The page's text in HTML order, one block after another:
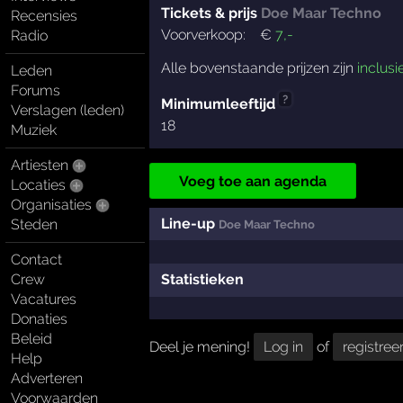
Recensies
Radio
Leden
Forums
Verslagen (leden)
Muziek
Artiesten
Locaties
Organisaties
Steden
Contact
Crew
Vacatures
Donaties
Beleid
Help
Adverteren
Voorwaarden
Tickets & prijs Doe Maar Techno
Voorverkoop:
€ 7,-
Alle bovenstaande prijzen zijn
Minimumleeftijd ?
18
Voeg toe aan agenda
Line-up Doe Maar Techno
Statistieken
Deel je mening! Log in of registreer